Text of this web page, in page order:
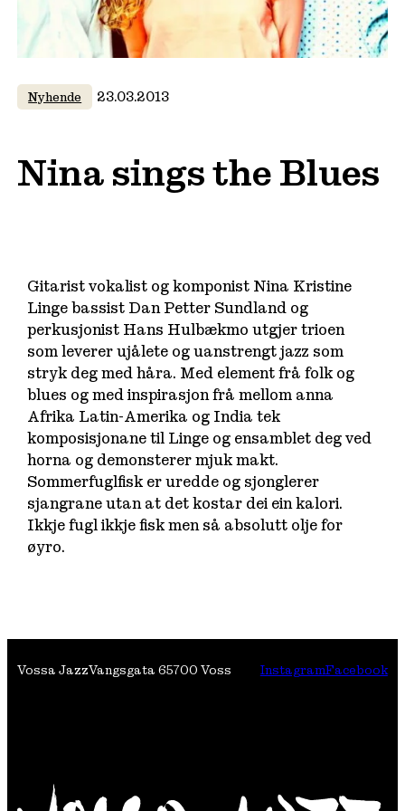
Nyhende 23.03.2013
Nina sings the Blues
Gitarist vokalist og komponist Nina Kristine
Linge bassist Dan Petter Sundland og
perkusjonist Hans Hulbækmo utgjer trioen
som leverer ujålete og uanstrengt jazz som
stryk deg med håra. Med element frå folk og
blues og med inspirasjon frå mellom anna
Afrika Latin-Amerika og India tek
komposisjonane til Linge og ensamblet deg ved
horna og demonsterer mjuk makt.
Sommerfuglfisk er uredde og sjonglerer
sjangrane utan at det kostar dei ein kalori.
Ikkje fugl ikkje fisk men så absolutt olje for
øyro.
Vossa JazzVangsgata 65700 Voss InstagramFacebook